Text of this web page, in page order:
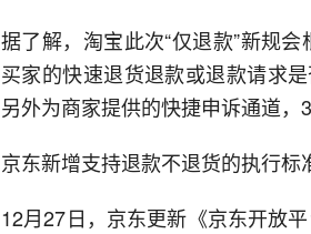
据了解，淘宝此次“仅退款”新规
买家的快速退货退款或退款请求
另外为商家提供的快捷申诉通道，
京东新增支持退款不退货的执行标
12月27日，京东更新《京东开放